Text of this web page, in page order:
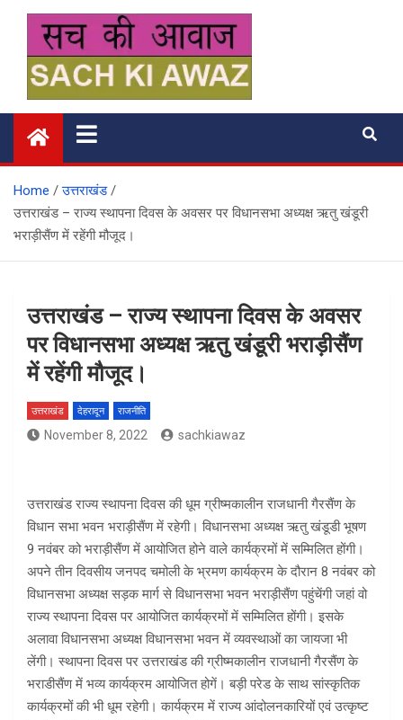
content
सच की आवाज
Home
उत्तराखंड
उत्तराखंड – राज्य स्थापना दिवस के अवसर पर विधानसभा अध्यक्ष ऋतु खंडूरी
भराड़ीसैंण में रहेंगी मौजूद।
उत्तराखंड – राज्य स्थापना दिवस के अवसर
पर विधानसभा अध्यक्ष ऋतु खंडूरी भराड़ीसैंण
में रहेंगी मौजूद।
उत्तराखंड देहरादून राजनीति
November 8, 2022 sachkiawaz
उत्तराखंड राज्य स्थापना दिवस की धूम ग्रीष्मकालीन राजधानी गैरसैंण के
विधान सभा भवन भराड़ीसैंण में रहेगी। विधानसभा अध्यक्ष ऋतु खंडूडी भूषण
9 नवंबर को भराड़ीसैंण में आयोजित होने वाले कार्यक्रमों में सम्मिलित होंगी।
अपने तीन दिवसीय जनपद चमोली के भ्रमण कार्यक्रम के दौरान 8 नवंबर को
विधानसभा अध्यक्ष सड़क मार्ग से विधानसभा भवन भराड़ीसैंण पहुंचेंगी जहां वो
राज्य स्थापना दिवस पर आयोजित कार्यक्रमों में सम्मिलित होंगी। इसके
अलावा विधानसभा अध्यक्ष विधानसभा भवन में व्यवस्थाओं का जायजा भी
लेंगी। स्थापना दिवस पर उत्तराखंड की ग्रीष्मकालीन राजधानी गैरसैंण के
भराडीसैंण में भव्य कार्यक्रम आयोजित होगें। बड़ी परेड के साथ सांस्कृतिक
कार्यक्रमों की भी धूम रहेगी। कार्यक्रम में राज्य आंदोलनकारियों एवं उत्कृष्ट